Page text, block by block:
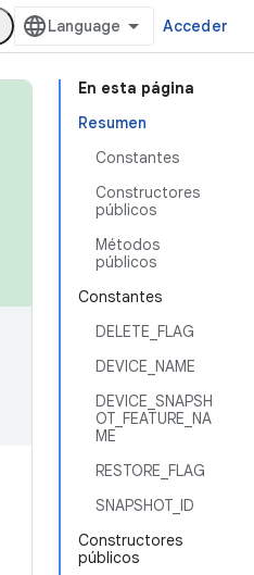
Acceder
En esta página
Resumen
Constantes
Constructores
públicos
Métodos
públicos
Constantes
DELETE_FLAG
DEVICE_NAME
DEVICE_SNAPSH
OT_FEATURE_NA
ME
RESTORE_FLAG
SNAPSHOT_ID
Constructores
públicos